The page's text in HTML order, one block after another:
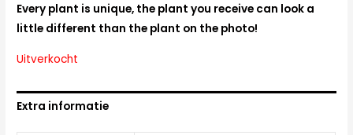
Every plant is unique, the plant you receive can look a
little different than the plant on the photo!
Uitverkocht
Extra informatie